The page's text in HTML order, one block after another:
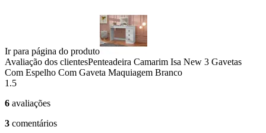
Ir para página do produto
Avaliação dos clientesPenteadeira Camarim Isa New 3 Gavetas
Com Espelho Com Gaveta Maquiagem Branco
1.5
6 avaliações
3 comentários